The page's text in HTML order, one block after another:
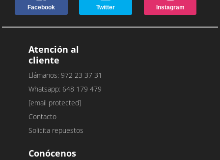
Facebook Twitter Instagram
Atención al
cliente
Llámanos: 972 23 37 31
Whatsapp: 648 179 479
[email protected]
Contacto
Solicita repuestos
Conócenos